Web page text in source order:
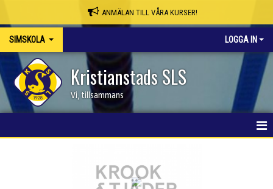
ANMÄLAN TILL VÅRA KURSER!
SIMSKOLA LOGGA IN
Kristianstads SLS
Vi, tillsammans